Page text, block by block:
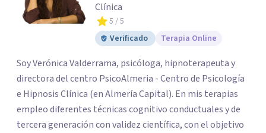
Clínica
5 / 5
Verificado
Terapia Online
Soy Verónica Valderrama, psicóloga, hipnoterapeuta y
directora del centro PsicoAlmeria - Centro de Psicología
e Hipnosis Clínica (en Almería Capital). En mis terapias
empleo diferentes técnicas cognitivo conductuales y de
tercera generación con validez científica, con el objetivo